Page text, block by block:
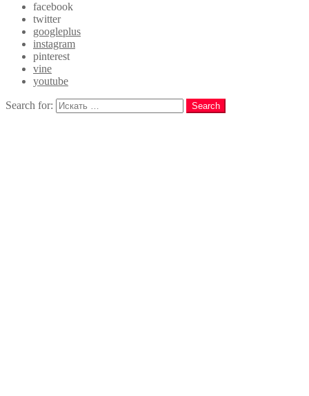
facebook
twitter
googleplus
instagram
pinterest
vine
youtube
Search for: Search